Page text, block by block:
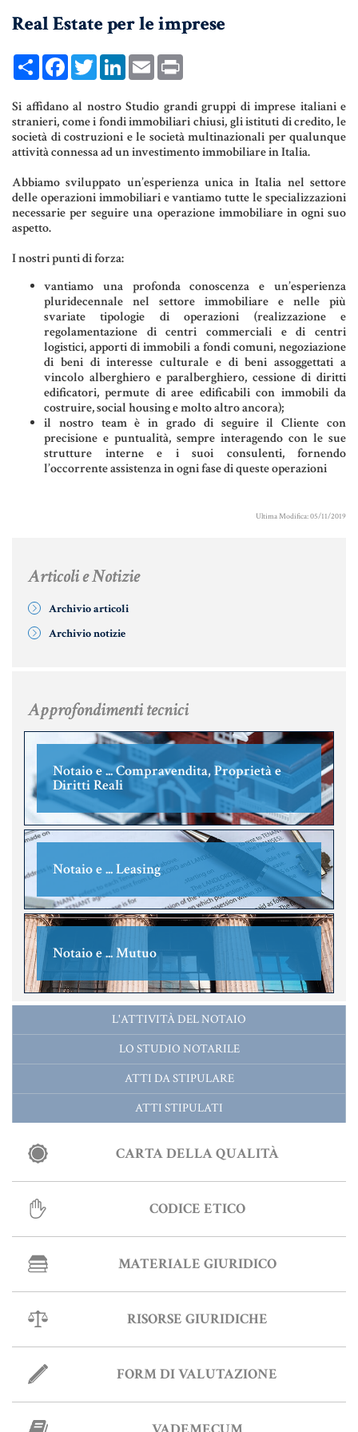
UNIONI CIVILI & CONVIVENZE
EREDITÀ & TESTAMENTO
TESTAMENTO DI VITA
Donazioni, Trust, Tutela del
Patrimonio
DONAZIONI
PATTO DI FAMIGLIA
TRUST E AFFIDAMENTO FIDUCIARIO
TUTELA DEL PATRIMONIO
Aziende e società
AZIENDA & SOCIETÀ
CONTRATTO DI RETE
Materiale Giuridico
MATERIALE GIURIDICO NOTARILE
RISORSE GIURIDICHE
SISTEMA GIURIDICO ITALIANO
USUFRUTTO
Fiscalità Speciale
CERTIFICAZIONE ENERGETICA
DETRAZIONI 36-41-50 %
INDICI E TASSI
TASSAZIONE ATTI IMMOBILIARI
Informative Generali
ANTIRICICLAGGIO
AUTOCERTIFICAZIONE
STRANIERI IN ITALIA
VERIFICA FIRMA DIGITALE
Real Estate per le imprese
ShareFacebookTwitterLinkedInEmail
Si affidano al nostro Studio grandi gruppi di imprese italiani e
stranieri, come i fondi immobiliari chiusi, gli istituti di credito, le
società di costruzioni e le società multinazionali per qualunque
attività connessa ad un investimento immobiliare in Italia.
Abbiamo sviluppato un’esperienza unica in Italia nel settore
delle operazioni immobiliari e vantiamo tutte le specializzazioni
necessarie per seguire una operazione immobiliare in ogni suo
aspetto.
I nostri punti di forza:
vantiamo una profonda conoscenza e un’esperienza
pluridecennale nel settore immobiliare e nelle più
svariate tipologie di operazioni (realizzazione e
regolamentazione di centri commerciali e di centri
logistici, apporti di immobili a fondi comuni, negoziazione
di beni di interesse culturale e di beni assoggettati a
vincolo alberghiero e paralberghiero, cessione di diritti
edificatori, permute di aree edificabili con immobili da
costruire, social housing e molto altro ancora);
il nostro team è in grado di seguire il Cliente con
precisione e puntualità, sempre interagendo con le sue
strutture interne e i suoi consulenti, fornendo
l’occorrente assistenza in ogni fase di queste operazioni
Ultima Modifica: 05/11/2019
Articoli e Notizie
Archivio articoli
Archivio notizie
Approfondimenti tecnici
Notaio e ... Compravendita, Proprietà e
Diritti Reali
Notaio e ... Leasing
Notaio e ... Mutuo
L'ATTIVITÀ DEL NOTAIO
LO STUDIO NOTARILE
ATTI DA STIPULARE
ATTI STIPULATI
CARTA DELLA QUALITÀ
CODICE ETICO
MATERIALE GIURIDICO
RISORSE GIURIDICHE
FORM DI VALUTAZIONE